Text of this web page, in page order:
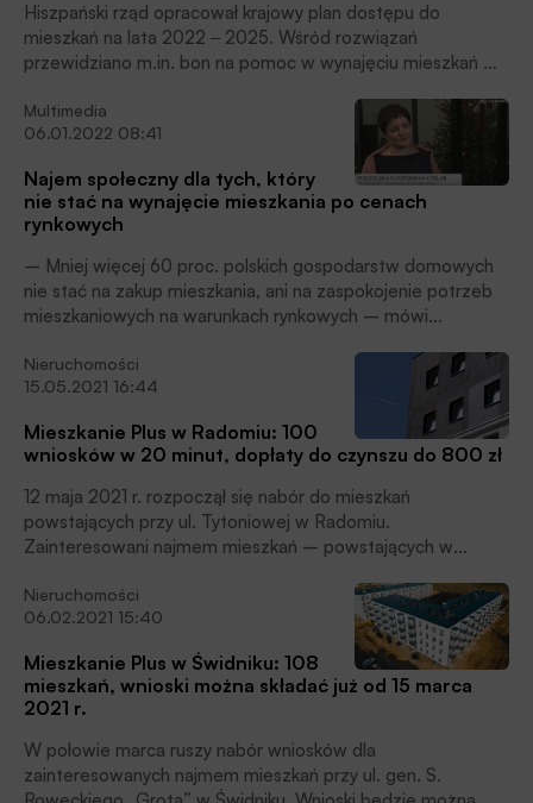
Hiszpański rząd opracował krajowy plan dostępu do
mieszkań na lata 2022 ‒ 2025. Wśród rozwiązań
przewidziano m.in. bon na pomoc w wynajęciu mieszkań w
okres dwóch lat dla osób w wieku 18 ‒ 35 lat, które
spełniają określone warunki. Szacuje się, że z tej pomocy
może skorzystać do 70 tysięcy beneficjentów.
Multimedia
06.01.2022 08:41
Najem społeczny dla tych, który
nie stać na wynajęcie mieszkania po cenach
rynkowych
– Mniej więcej 60 proc. polskich gospodarstw domowych
nie stać na zakup mieszkania, ani na zaspokojenie potrzeb
mieszkaniowych na warunkach rynkowych – mówi
Habitat for Humanity Poland. Rozwiązaniem dla tej grupy
jest najem społeczny wspierany przez społeczne agencje
rozwiązania prawne w tym zakresie, rynek wciąż rozwija się
zbyt wolno. Szansą na jego przyspieszenie może być unijny
program Fala Renowacji i zagospodarowanie pustostanów
na cele mieszkaniowe.
Nieruchomości
15.05.2021 16:44
Mieszkanie Plus w Radomiu: 100
wniosków w 20 minut, dopłaty do czynszu do 800 zł
12 maja 2021 r. rozpoczął się nabór do mieszkań
powstających przy ul. Tytoniowej w Radomiu.
Zainteresowani najmem mieszkań – powstających w
mieszkaniowego – będą mogli składać wnioski za
pośrednictwem stron internetowych www.radom.mdr.pl i
www.radom.pl. Nabór potrwa do 31 maja. Pierwsze umowy
najmu będą zawierane w czwartym kwartale 2021 roku,
informuje PFR Nieruchomości.
Nieruchomości
06.02.2021 15:40
Mieszkanie Plus w Świdniku: 108
mieszkań, wnioski można składać już od 15 marca
2021 r.
W połowie marca ruszy nabór wniosków dla
zainteresowanych najmem mieszkań przy ul. gen. S.